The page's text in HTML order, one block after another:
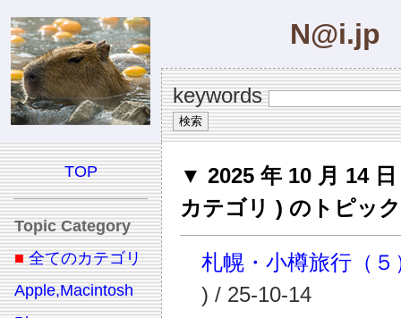
N@i.jp
keywords
TOP
Topic Category
■ 全てのカテゴリ
Apple,Macintosh
▼ 2025 年 10 月 14
カテゴリ ) のトピック
札幌・小樽旅行（５
) / 25-10-14